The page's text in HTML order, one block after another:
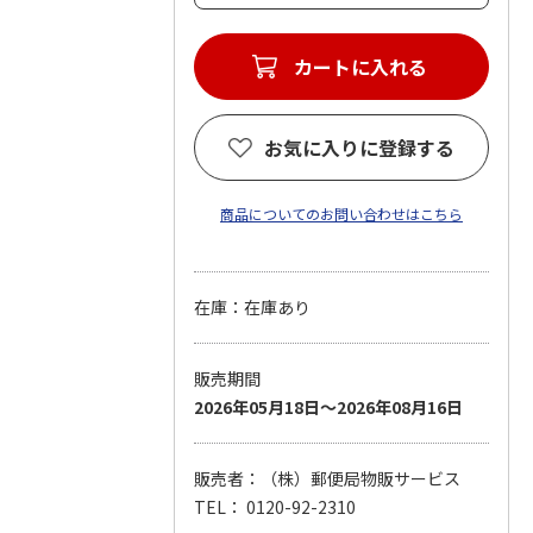
カートに入れる
お気に入りに登録する
商品についてのお問い合わせはこちら
在庫：在庫あり
販売期間
2026年05月18日～2026年08月16日
販売者：（株）郵便局物販サービス
TEL： 0120-92-2310